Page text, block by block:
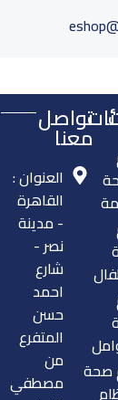
صحة
تواصل
معنا
العنوان :
القاهرة
- مدينة
نصر -
شارع
احمد
حسن
المتفرع
من
مصطفي